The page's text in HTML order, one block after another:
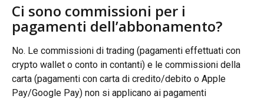
Ci sono commissioni per i
pagamenti dell’abbonamento?
No. Le commissioni di trading (pagamenti effettuati con
crypto wallet o conto in contanti) e le commissioni della
carta (pagamenti con carta di credito/debito o Apple
Pay/Google Pay) non si applicano ai pagamenti